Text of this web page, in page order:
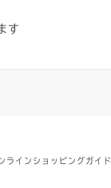
す
ラインショッピングガイド